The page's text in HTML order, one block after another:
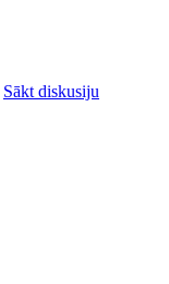
Sākt diskusiju